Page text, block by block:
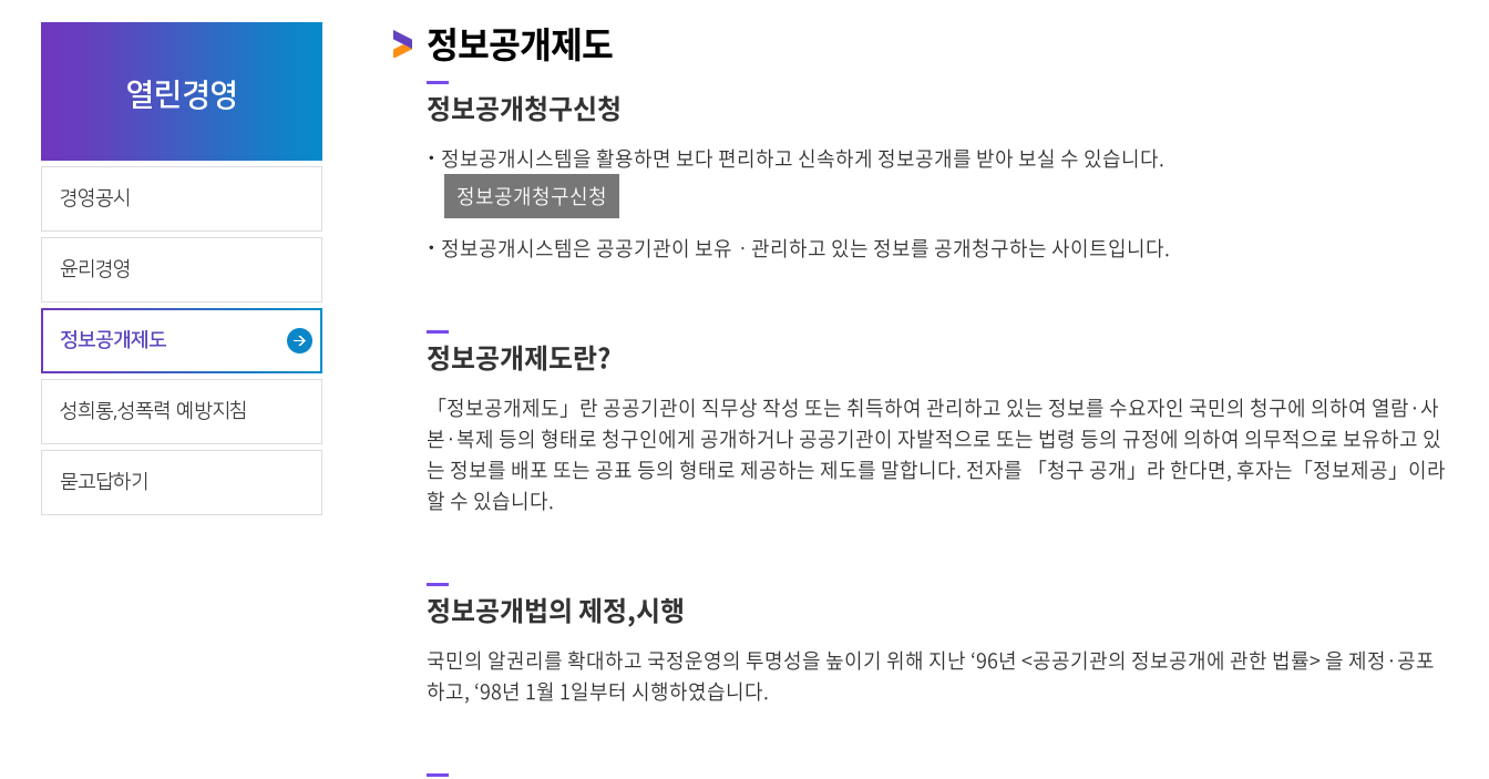
열린경영
경영공시
윤리경영
정보공개제도
성희롱,성폭력 예방지침
묻고답하기
정보공개제도
정보공개청구신청
정보공개시스템을 활용하면 보다 편리하고 신속하게 정보공개를 받아 보실 수 있습니다.
정보공개청구신청
정보공개시스템은 공공기관이 보유ㆍ관리하고 있는 정보를 공개청구하는 사이트입니다.
정보공개제도란?
「정보공개제도」란 공공기관이 직무상 작성 또는 취득하여 관리하고 있는 정보를 수요자인 국민의 청구에 의하여 열람·사
본·복제 등의 형태로 청구인에게 공개하거나 공공기관이 자발적으로 또는 법령 등의 규정에 의하여 의무적으로 보유하고 있
는 정보를 배포 또는 공표 등의 형태로 제공하는 제도를 말합니다. 전자를 「청구 공개」라 한다면, 후자는「정보제공」이라
할 수 있습니다.
정보공개법의 제정,시행
국민의 알권리를 확대하고 국정운영의 투명성을 높이기 위해 지난 ‘96년 <공공기관의 정보공개에 관한 법률> 을 제정·공포
하고, ‘98년 1월 1일부터 시행하였습니다.